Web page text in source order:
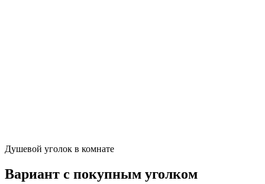
Душевой уголок в комнате
Вариант с покупным уголком